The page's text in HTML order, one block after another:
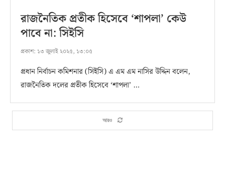
রাজনৈতিক প্রতীক হিসেবে ‘শাপলা’ কেউ
পাবে না: সিইসি
প্রকাশ: ১৩ জুলাই ২০২৫, ১৩:০৫
প্রধান নির্বাচন কমিশনার (সিইসি) এ এম এম নাসির উদ্দিন বলেন,
রাজনৈতিক দলের প্রতীক হিসেবে ‘শাপলা’ …
আরও